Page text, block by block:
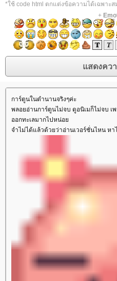
*ใช้ code html ตกแต่งข้อความได้เฉพาะ
+
การ์ตูนในตำนานจริงๆค่ะ
พลอยอ่านการ์ตูนไม่จบ ดูอนิเมก็ไม่จบ เ
ออกทะเลมากไปหน่อ
จำไม่ได้แล้วด้วยว่าอ่านเวอร์ชั่นไหน หา